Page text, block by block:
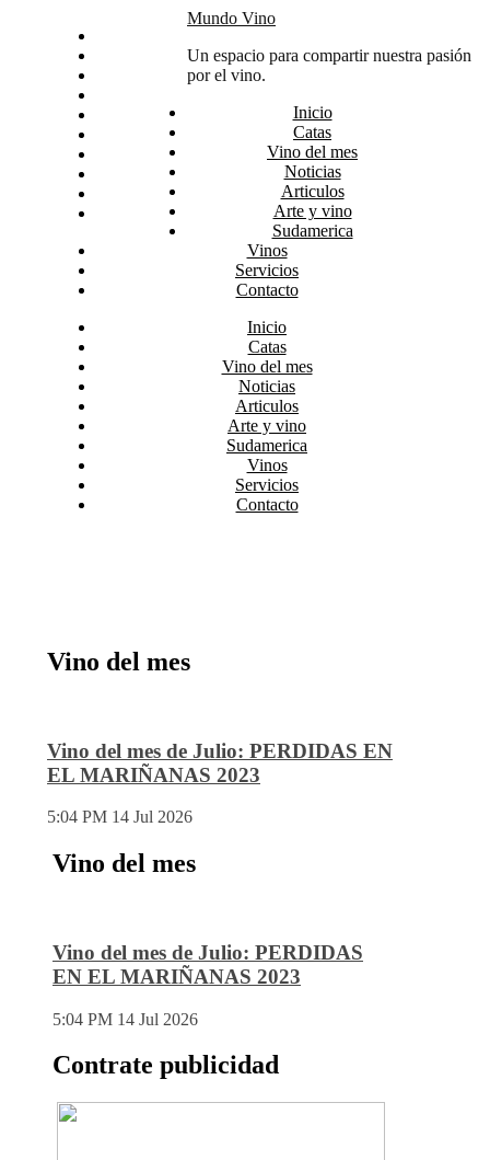
Arte y vino
Sudamerica
Mundo Vino
Un espacio para compartir nuestra pasión
por el vino.
Inicio
Catas
Vino del mes
Noticias
Articulos
Arte y vino
Sudamerica
Vinos
Servicios
Contacto
Inicio
Catas
Vino del mes
Noticias
Articulos
Arte y vino
Sudamerica
Vinos
Servicios
Contacto
Vino del mes
Vino del mes de Julio: PERDIDAS EN
EL MARIÑANAS 2023
5:04 PM 14 Jul 2026
Vino del mes
Vino del mes de Julio: PERDIDAS
EN EL MARIÑANAS 2023
5:04 PM 14 Jul 2026
Contrate publicidad